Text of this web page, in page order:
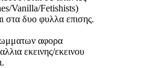
Vanilla/Fetishists)
στα δυο φυλλα επισης.
αφορα
εκεινης/εκεινου